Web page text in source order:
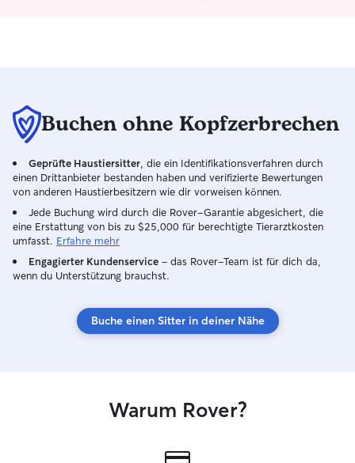
Buchen ohne Kopfzerbrechen
Geprüfte Haustiersitter , die ein Identifikationsverfahren durch
einen Drittanbieter bestanden haben und verifizierte Bewertungen
von anderen Haustierbesitzern wie dir vorweisen können.
Jede Buchung wird durch die Rover-Garantie abgesichert, die
eine Erstattung von bis zu $25,000 für berechtigte Tierarztkosten
umfasst. Erfahre mehr
Engagierter Kundenservice – das Rover-Team ist für dich da,
wenn du Unterstützung brauchst.
Buche einen Sitter in deiner Nähe
Warum Rover?